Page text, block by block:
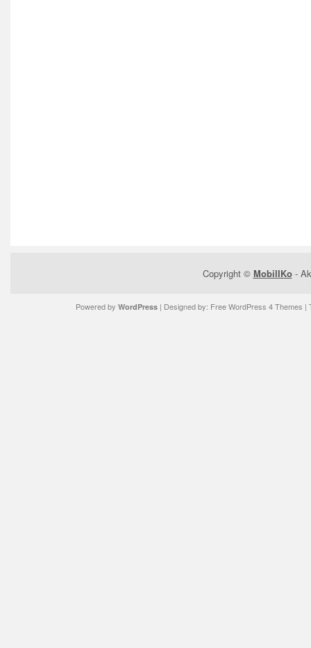
Copyright © MobilIKo-
Powered by WordPress| Designed by: Free WordPress 4 Themes |